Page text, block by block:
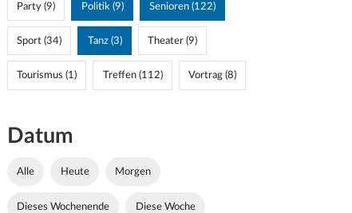
Party (9) Politik (9) Senioren (122)
Sport (34) Tanz (3) Theater (9)
Tourismus (1) Treffen (112) Vortrag (8)
Datum
Alle Heute Morgen
Dieses Wochenende Diese Woche